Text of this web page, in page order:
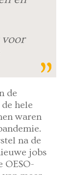
voor
de
hele
waren
na de
jobs
OESO-